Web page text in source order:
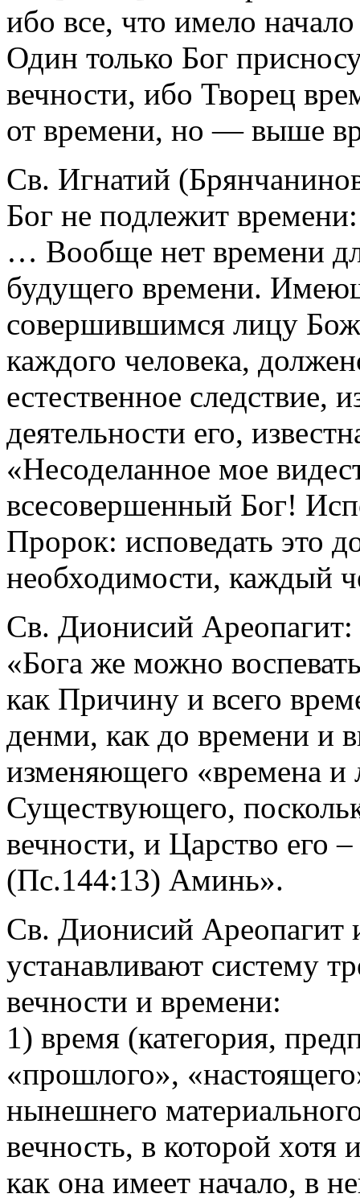
ибо все, что имело
Один только Бог
вечности, ибо Творец
от времени, но — выше
Св. Игнатий
Бог не подлежит
… Вообще нет времени
будущего времени.
совершившимся лицу
каждого человека,
естественное следствие,
деятельности его,
«Несоделанное мое
всесовершенный Бог!
Пророк: исповедать это
необходимости, каждый
Св. Дионисий Ареопагит:
«Бога же можно
как Причину и всего
денми, как до времени и
изменяющего «времена и
Существующего,
вечности, и Царство его
(Пс.144:13) Аминь».
Св. Дионисий Ареопагит
устанавливают систему
вечности и времени:
1) время (категория,
«прошлого»,
нынешнего
вечность, в которой хотя
как она имеет начало, в